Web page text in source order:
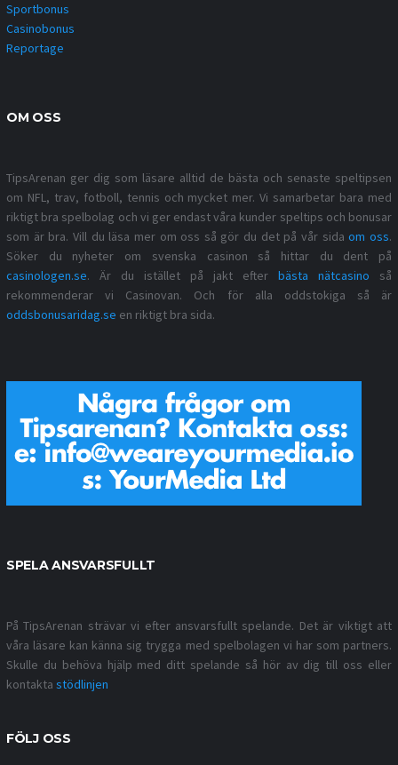
Sportbonus
Casinobonus
Reportage
OM OSS
TipsArenan ger dig som läsare alltid de bästa och senaste speltipsen
om NFL, trav, fotboll, tennis och mycket mer. Vi samarbetar bara med
riktigt bra spelbolag och vi ger endast våra kunder speltips och bonusar
som är bra. Vill du läsa mer om oss så gör du det på vår sidaom oss.
Söker du nyheter om svenska casinon så hittar du dent på
casinologen.se. Är du istället på jakt efter bästa nätcasino så
rekommenderar vi Casinovan. Och för alla oddstokiga så är
oddsbonusaridag.se en riktigt bra sida.
SPELA ANSVARSFULLT
På TipsArenan strävar vi efter ansvarsfullt spelande. Det är viktigt att
våra läsare kan känna sig trygga med spelbolagen vi har som partners.
Skulle du behöva hjälp med ditt spelande så hör av dig till oss eller
kontakta stödlinjen
FÖLJ OSS